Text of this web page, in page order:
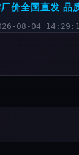
价全国直发 品
08-04